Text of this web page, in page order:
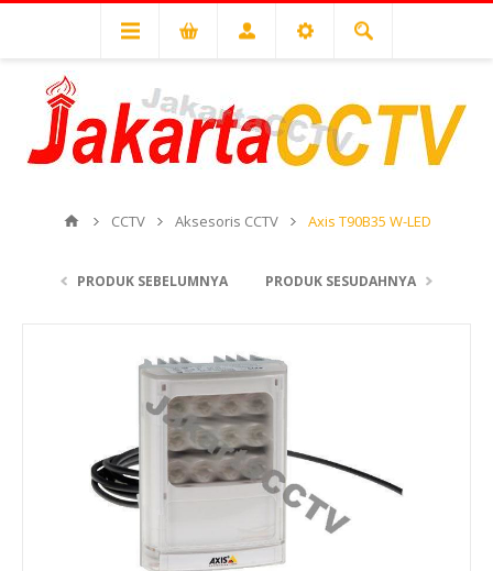
CCTV Aksesoris CCTV Axis T90B35 W-LED
PRODUK SEBELUMNYA PRODUK SESUDAHNYA